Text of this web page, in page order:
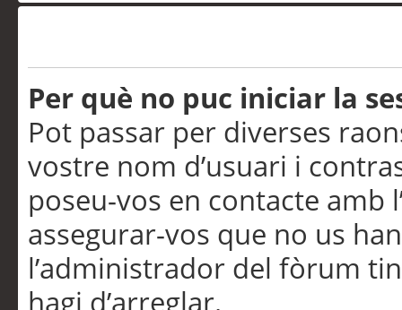
Per què no puc iniciar la
Pot passar per diverses
vostre nom d’usuari i
poseu-vos en contacte
assegurar-vos que no us
l’administrador del fòrum
hagi d’arreglar.